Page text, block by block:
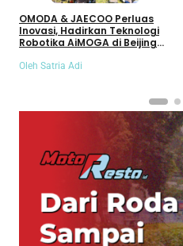
OMODA & JAECOO Perluas
Inovasi, Hadirkan Teknologi
Robotika AiMOGA di Beijing
Oleh Satria Adi